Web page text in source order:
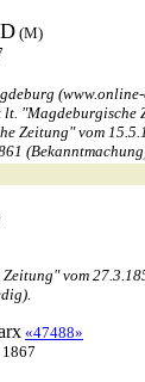
(M)
"Magdeburgische
Zeitung" vom
vom
«47488»